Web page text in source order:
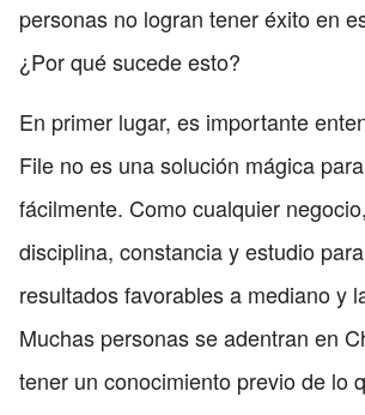
personas no logran tener éxito en
¿Por qué sucede esto?
En primer lugar, es importante
File no es una solución mágica
fácilmente. Como cualquier
disciplina, constancia y estudio
resultados favorables a mediano y
Muchas personas se adentran en
tener un conocimiento previo de lo